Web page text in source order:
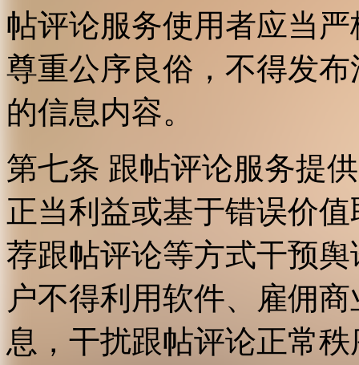
帖评论服务使用者应当
尊重公序良俗，不得发
的信息内容。
第七条 跟帖评论服务提
正当利益或基于错误价
荐跟帖评论等方式干预
户不得利用软件、雇佣
息，干扰跟帖评论正常